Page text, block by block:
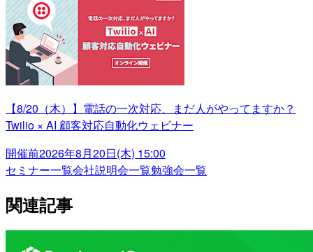
【8/20（木）】電話の一次対応、まだ人がやってますか？
Twilio × AI 顧客対応自動化ウェビナー
開催前2026年8月20日(木) 15:00
セミナー一覧会社説明会一覧勉強会一覧
関連記事